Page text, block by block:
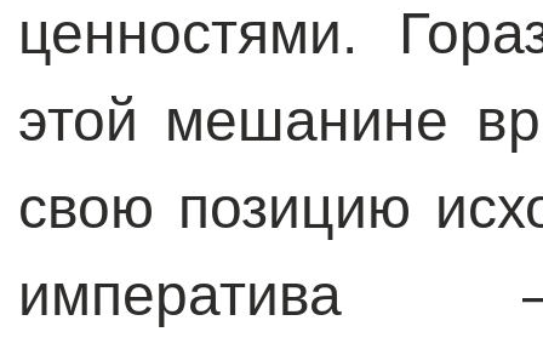
ценностями.
этой мешанине
свою позицию
императива